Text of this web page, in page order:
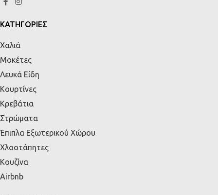
ΚΑΤΗΓΟΡΙΕΣ
Χαλιά
Μοκέτες
Λευκά Είδη
Κουρτίνες
Κρεβάτια
Στρώματα
Έπιπλα Εξωτερικού Χώρου
Χλοοτάπητες
Κουζίνα
Airbnb